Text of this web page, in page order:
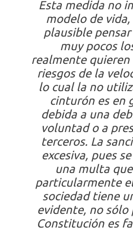
Esta medida no
modelo de vida,
plausible
muy pocos
realmente quieren
riesgos de la
lo cual la no
cinturón es en
debida a una
voluntad o a
terceros. La
excesiva, pues
una multa
particularmente
sociedad tiene
evidente, no sólo
Constitución es